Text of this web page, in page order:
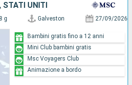
STATI UNITI
8 g Galveston 27/09/2026
Bambini gratis fino a 12 anni
Mini Club bambini gratis
Msc Voyagers Club
Animazione a bordo